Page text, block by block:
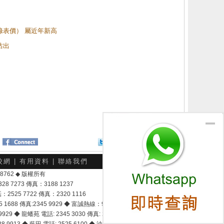
表價） 屬近年新高
出
分享給朋友
網 有用資料 聯絡我們
◆ 版權所有
7273 傳真：3188 1237
2525 7722 傳真：2320 1116
傳真:2345 9929 ◆ 富誠熱線：9337 9028
◆ 龍蟠苑 電話: 2345 3030 傳真: 2345 3737